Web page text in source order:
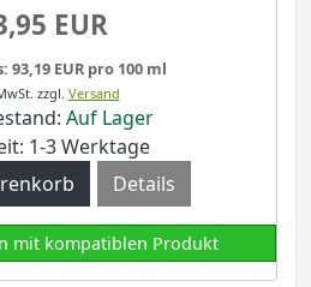
EUR
93,19 EUR pro 100 ml
zzgl. Versand
Auf Lager
1-3 Werktage
Details
mit kompatiblen Produkt